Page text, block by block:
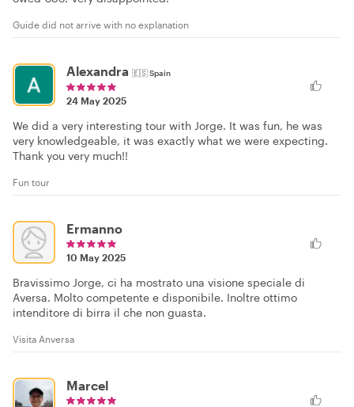
Guide did not arrive with no explanation
Alexandra 🇪🇸Spain
24 May 2025
We did a very interesting tour with Jorge. It was fun, he was
very knowledgeable, it was exactly what we were expecting.
Thank you very much!!
Fun tour
Ermanno
10 May 2025
Bravissimo Jorge, ci ha mostrato una visione speciale di
Aversa. Molto competente e disponibile. Inoltre ottimo
intenditore di birra il che non guasta.
Visita Anversa
Marcel